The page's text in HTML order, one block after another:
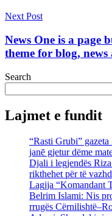
Next Post
News One is a page
theme for blog, news
Search
Lajmet e fundit
“Rasti Grubi”
janē gjetur dëme
Djali i legjendës
rikthehet për të
Lagjja “Komandant
Belrim Islami: Nis
rrugës